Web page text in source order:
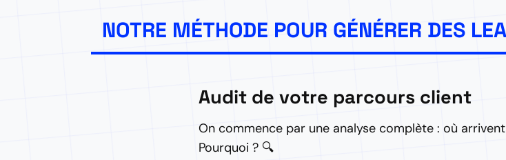
NOTRE MÉTHODE POUR GÉNÉRER DES
Audit de votre parcours client
On commence par une analyse complète : où
Pourquoi ? 🔍